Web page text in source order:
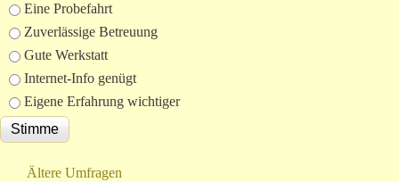
Eine Probefahrt
Zuverlässige Betreuung
Gute Werkstatt
Internet-Info genügt
Eigene Erfahrung wichtiger
Ältere Umfragen